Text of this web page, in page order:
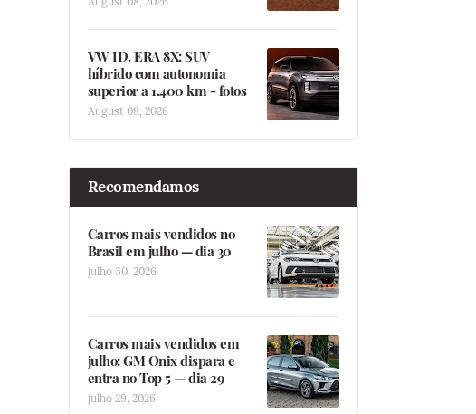
VW ID. ERA 8X: SUV
híbrido com autonomia
superior a 1.400 km - fotos
August 08, 2026
Recomendamos
Carros mais vendidos no
Brasil em julho — dia 30
julho 30, 2026
Carros mais vendidos em
julho: GM Onix dispara e
entra no Top 5 — dia 29
julho 29, 2026